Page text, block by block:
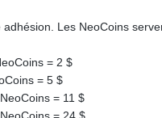
Les NeoCoins
= 2 $
= 5 $
= 11 $